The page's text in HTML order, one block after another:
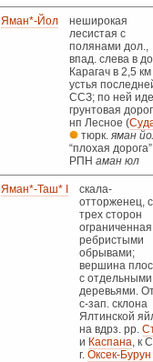
Яман*-Йол
неширокая
лесистая с
полянами дол.,
впад. слева в
Карагач в 2,5
устья
ССЗ; по ней
грунтовая
нп Лесное (
тюрк. яман
“плохая
РПН аман юл
Яман*-Таш* I
скала-
отторженец, с
трех сторон
ограниченная
ребристыми
обрывами;
вершина
с отдельными
деревьями.
с-зап. склона
Ялтинской
на вдрз. рр.
и Каспана, к
г. Оксек-Бурун